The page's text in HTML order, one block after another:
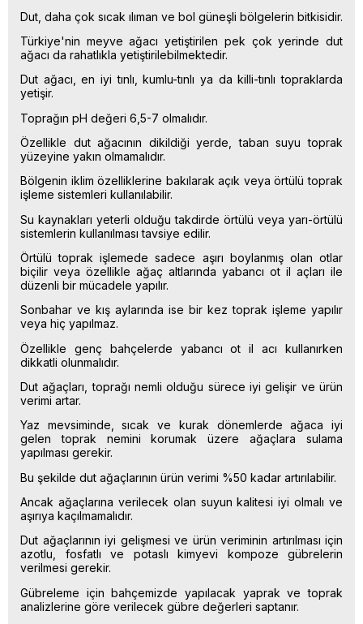
Dut, daha çok sıcak ılıman ve bol güneşli bölgelerin bitkisidir.
Türkiye'nin meyve ağacı yetiştirilen pek çok yerinde dut
ağacı da rahatlıkla yetiştirilebilmektedir.
Dut ağacı, en iyi tınlı, kumlu-tınlı ya da killi-tınlı topraklarda
yetişir.
Toprağın pH değeri 6,5-7 olmalıdır.
Özellikle dut ağacının dikildiği yerde, taban suyu toprak
yüzeyine yakın olmamalıdır.
Bölgenin iklim özelliklerine bakılarak açık veya örtülü toprak
işleme sistemleri kullanılabilir.
Su kaynakları yeterli olduğu takdirde örtülü veya yarı-örtülü
sistemlerin kullanılması tavsiye edilir.
Örtülü toprak işlemede sadece aşırı boylanmış olan otlar
biçilir veya özellikle ağaç altlarında yabancı ot il açları ile
düzenli bir mücadele yapılır.
Sonbahar ve kış aylarında ise bir kez toprak işleme yapılır
veya hiç yapılmaz.
Özellikle genç bahçelerde yabancı ot il acı kullanırken
dikkatli olunmalıdır.
Dut ağaçları, toprağı nemli olduğu sürece iyi gelişir ve ürün
verimi artar.
Yaz mevsiminde, sıcak ve kurak dönemlerde ağaca iyi
gelen toprak nemini korumak üzere ağaçlara sulama
yapılması gerekir.
Bu şekilde dut ağaçlarının ürün verimi %50 kadar artırılabilir.
Ancak ağaçlarına verilecek olan suyun kalitesi iyi olmalı ve
aşırıya kaçılmamalıdır.
Dut ağaçlarının iyi gelişmesi ve ürün veriminin artırılması için
azotlu, fosfatlı ve potaslı kimyevi kompoze gübrelerin
verilmesi gerekir.
Gübreleme için bahçemizde yapılacak yaprak ve toprak
analizlerine göre verilecek gübre değerleri saptanır.